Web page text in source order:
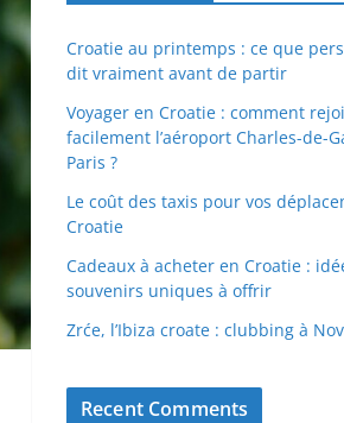
Croatie au printemps : ce que
dit vraiment avant de partir
Voyager en Croatie : comment
facilement l’aéroport Charles-de-
Paris ?
Le coût des taxis pour vos
Croatie
Cadeaux à acheter en Croatie :
souvenirs uniques à offrir
Zrće, l’Ibiza croate : clubbing à
Recent Comments